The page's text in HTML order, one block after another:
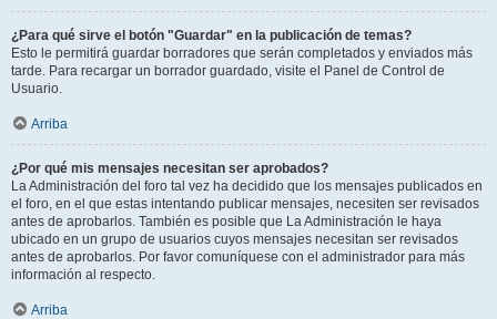
¿Para qué sirve el botón "Guardar" en la publicación de temas?
Esto le permitirá guardar borradores que serán completados y enviados más
tarde. Para recargar un borrador guardado, visite el Panel de Control de
Usuario.
Arriba
¿Por qué mis mensajes necesitan ser aprobados?
La Administración del foro tal vez ha decidido que los mensajes publicados en
el foro, en el que estas intentando publicar mensajes, necesiten ser revisados
antes de aprobarlos. También es posible que La Administración le haya
ubicado en un grupo de usuarios cuyos mensajes necesitan ser revisados
antes de aprobarlos. Por favor comuníquese con el administrador para más
información al respecto.
Arriba